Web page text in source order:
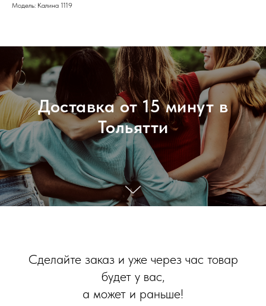
Модель: Калина 1119
Доставка от 15 минут в
Тольятти
Сделайте заказ и уже через час товар
будет у вас,
а может и раньше!